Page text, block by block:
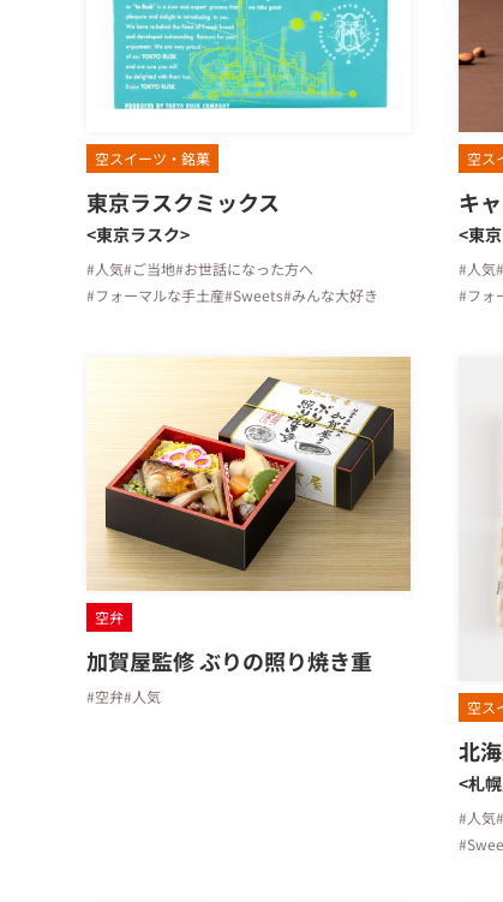
空スイーツ・銘菓
東京ラスクミックス
<東京ラスク>
#人気#ご当地#お世話になった方へ
#フォーマルな手土産#Sweets#みんな大好き
空ス
キ
<東
#人気
#フォ
空弁
加賀屋監修 ぶりの照り焼き重
#空弁#人気
空ス
北
<札
#人気